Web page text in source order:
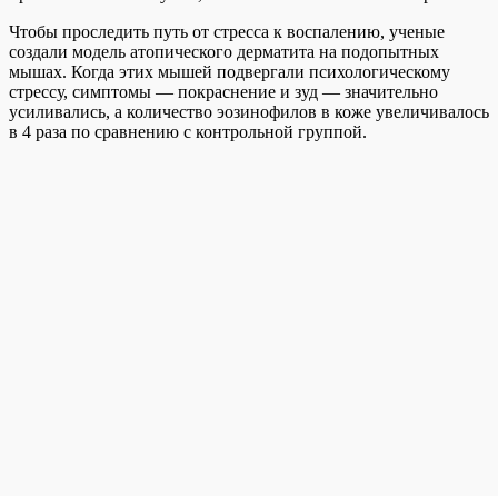
Чтобы проследить путь от стресса к воспалению, ученые
создали модель атопического дерматита на подопытных
мышах. Когда этих мышей подвергали психологическому
стрессу, симптомы — покраснение и зуд — значительно
усиливались, а количество эозинофилов в коже увеличивалось
в 4 раза по сравнению с контрольной группой.